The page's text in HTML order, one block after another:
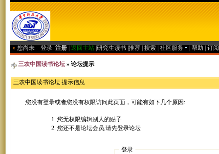
» 您尚未 登录 注册 返回主站 研究生读书 推荐 搜索 社区服务 帮助 订
三农中国读书论坛 » 论坛提示
三农中国读书论坛 提示信息
您没有登录或者您没有权限访问此页面，可能有如下几个原因:
您无权限编辑别人的贴子
您还不是论坛会员,请先登录论坛
登录